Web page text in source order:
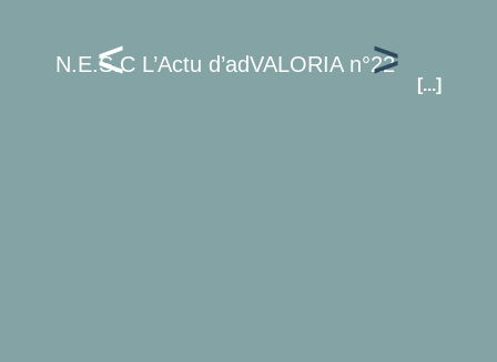
N.E.S.C L’Actu d’adVALORIA n°22
[...]